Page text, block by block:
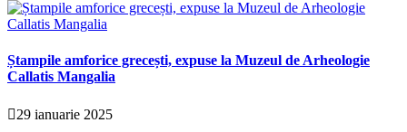
Ștampile amforice grecești, expuse la Muzeul de Arheologie
Callatis Mangalia
29 ianuarie 2025